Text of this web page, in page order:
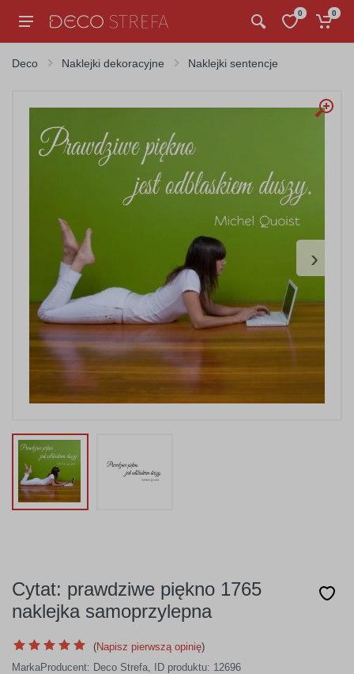
0 0
Deco Naklejki dekoracyjne Naklejki sentencje
›
Cytat: prawdziwe piękno 1765
naklejka samoprzylepna
(Napisz pierwszą opinię)
MarkaProducent: Deco Strefa, ID produktu: 12696